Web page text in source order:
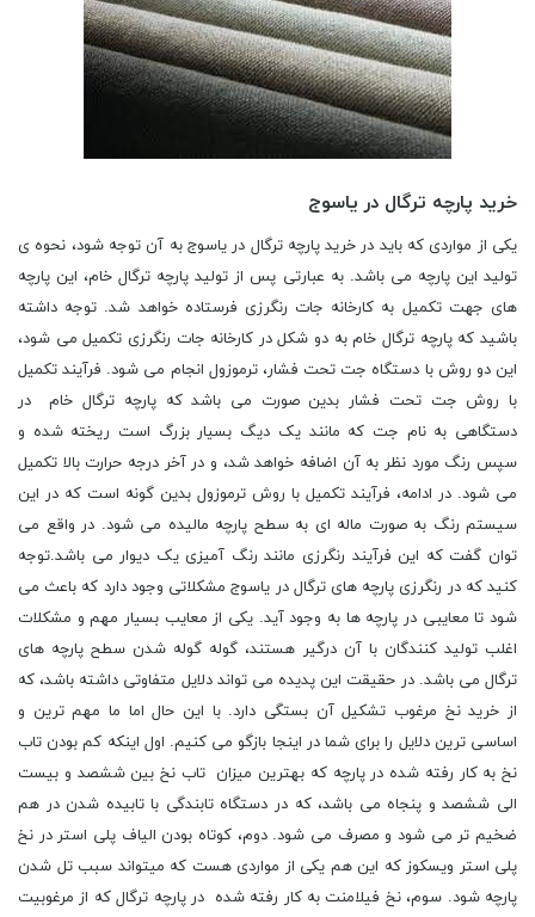
خرید پارچه ترگال در یاسوج
یکی از مواردی که باید در خرید پارچه ترگال در یاسوج به آن توجه شود، نحوه ی
تولید این پارچه می باشد. به عبارتی پس از تولید پارچه ترگال خام، این پارچه
های جهت تکمیل به کارخانه جات رنگرزی فرستاده خواهد شد. توجه داشته
باشید که پارچه ترگال خام به دو شکل در کارخانه جات رنگرزی تکمیل می شود،
این دو روش با دستگاه جت تحت فشار، ترموزول انجام می شود. فرآیند تکمیل
با روش جت تحت فشار بدین صورت می باشد که پارچه ترگال خام در
دستگاهی به نام جت که مانند یک دیگ بسیار بزرگ است ریخته شده و
سپس رنگ مورد نظر به آن اضافه خواهد شد، و در آخر درجه حرارت بالا تکمیل
می شود. در ادامه، فرآیند تکمیل با روش ترموزول بدین گونه است که در این
سیستم رنگ به صورت ماله ای به سطح پارچه مالیده می شود. در واقع می
توان گفت که این فرآیند رنگرزی مانند رنگ آمیزی یک دیوار می باشد.توجه
کنید که در رنگرزی پارچه های ترگال در یاسوج مشکلاتی وجود دارد که باعث می
شود تا معایبی در پارچه ها به وجود آید. یکی از معایب بسیار مهم و مشکلات
اغلب تولید کنندگان با آن درگیر هستند، گوله گوله شدن سطح پارچه های
ترگال می باشد. در حقیقت این پدیده می تواند دلایل متفاوتی داشته باشد، که
از خرید نخ مرغوب تشکیل آن بستگی دارد. با این حال اما ما مهم ترین و
اساسی ترین دلایل را برای شما در اینجا بازگو می کنیم. اول اینکه کم بودن تاب
نخ به کار رفته شده در پارچه که بهترین میزان تاب نخ بین ششصد و بیست
الی ششصد و پنجاه می باشد، که در دستگاه تابندگی با تابیده شدن در هم
ضخیم تر می شود و مصرف می شود. دوم، کوتاه بودن الیاف پلی استر در نخ
پلی استر ویسکوز که این هم یکی از مواردی هست که میتواند سبب تل شدن
پارچه شود. سوم، نخ فیلامنت به کار رفته شده در پارچه ترگال که از مرغوبیت